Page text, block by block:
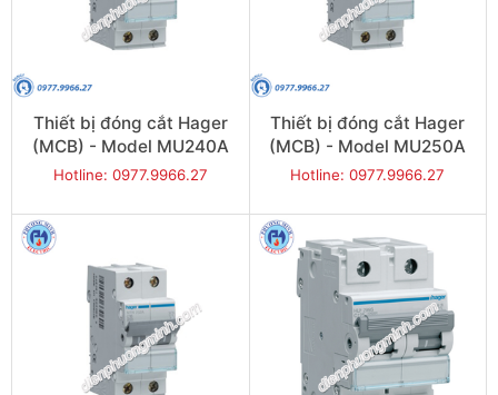
Thiết bị đóng cắt Hager
(MCB) - Model MU240A
Hotline: 0977.9966.27
Thiết bị đóng cắt Hager
(MCB) - Model MU250A
Hotline: 0977.9966.27